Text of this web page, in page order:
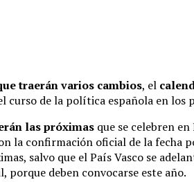
traerán varios cambios, el
curso de la política española en los
las próximas que se celebren en
la confirmación oficial de la fecha
salvo que el País Vasco se
porque deben convocarse este año.